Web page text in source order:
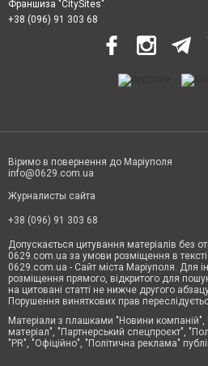
Франшиза "CitySites"
+38 (096) 91 303 68
Віримо в повернення до Маріуполя
info@0629.com.ua
Журналисты сайта
+38 (096) 91 303 68
Допускається цитування матеріалів без
0629.com.ua за умови розміщення в
0629.com.ua - Сайт міста Маріуполя. Для
розміщення прямого, відкритого для
на цитовані статті не нижче другого
Порушення виняткових прав
Матеріали з плашками "Новини
матеріал", "Партнерський спецпроєкт",
"PR", "Офіційно", "Політична реклама"